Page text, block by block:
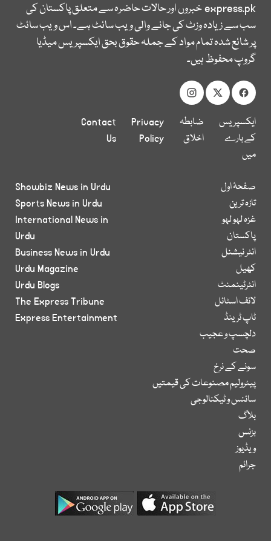
express.pkخبروں اور حالات حاضرہ سے متعلق پاکستان کی
سب سے زیادہ وزٹ کی جانے والی ویب سائٹ ہے۔ اس ویب سائٹ
پر شائع شدہ تمام مواد کے جملہ حقوق بحق ایکسپریس میڈیا
گروپ محفوظ ہیں۔
ایکسپریس
کے بارے
میں
ضابطہ
اخلاق
Privacy
Policy
Contact
Us
صفحۂ اول
تازہ ترین
غزہ لہو لہو
پاکستان
انٹر نیشنل
کھیل
انٹرٹینمنٹ
لائف اسٹائل
ٹاپ ٹرینڈ
دلچسپ و عجیب
صحت
سونے کے نرخ
پیٹرولیم مصنوعات کی قیمتیں
سائنس و ٹیکنالوجی
بلاگ
بزنس
ویڈیوز
جرائم
Showbiz News in Urdu
Sports News in Urdu
International News in
Urdu
Business News in Urdu
Urdu Magazine
Urdu Blogs
The Express Tribune
Express Entertainment